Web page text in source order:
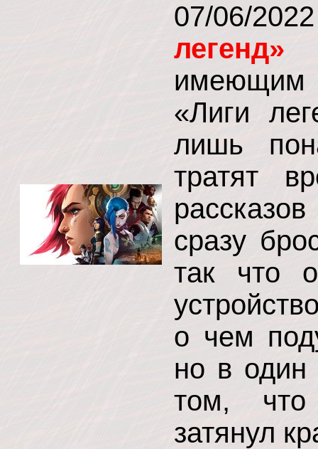
07/06/
имеющим
«Лиги
лишь
тратят
сразу
так что
о чем
но в
том, что
затянул